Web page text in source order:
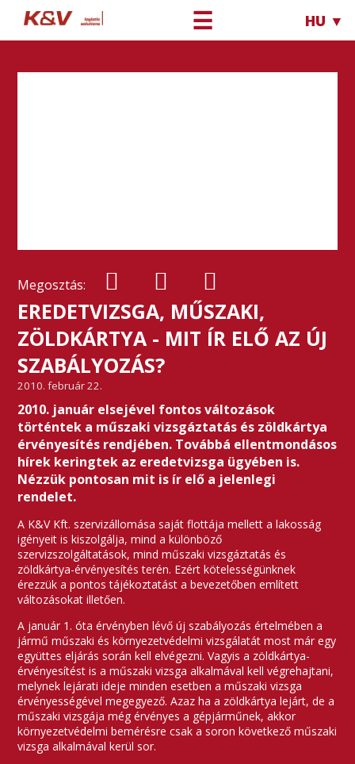
☰ HU ▼
Megosztás:
EREDETVIZSGA, MŰSZAKI,
ZÖLDKÁRTYA - MIT ÍR ELŐ AZ ÚJ
SZABÁLYOZÁS?
2010. február 22.
2010. január elsejével fontos változások
történtek a műszaki vizsgáztatás és zöldkártya
érvényesítés rendjében. Továbbá ellentmondásos
hírek keringtek az eredetvizsga ügyében is.
Nézzük pontosan mit is ír elő a jelenlegi
rendelet.
A K&V Kft. szervizállomása saját flottája mellett a lakosság
igényeit is kiszolgálja, mind a különböző
szervizszolgáltatások, mind műszaki vizsgáztatás és
zöldkártya-érvényesítés terén. Ezért kötelességünknek
érezzük a pontos tájékoztatást a bevezetőben említett
változásokat illetően.
A január 1. óta érvényben lévő új szabályozás értelmében a
jármű műszaki és környezetvédelmi vizsgálatát most már egy
együttes eljárás során kell elvégezni. Vagyis a zöldkártya-
érvényesítést is a műszaki vizsga alkalmával kell végrehajtani,
melynek lejárati ideje minden esetben a műszaki vizsga
érvényességével megegyező. Azaz ha a zöldkártya lejárt, de a
műszaki vizsgája még érvényes a gépjárműnek, akkor
környezetvédelmi bemérésre csak a soron következő műszaki
vizsga alkalmával kerül sor.